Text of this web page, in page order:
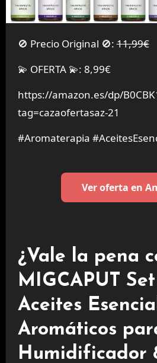
🚫 Precio Original 🚫:11,99€
💫 OFERTA 💫: 8,99€
https://amazon.es/dp/
tag=cazaofertasaz-21
#Aromaterapia
Ver oferta en
¿Vale la pena
MIGCAPUT
Aceites
Aromáticos
Humidificador